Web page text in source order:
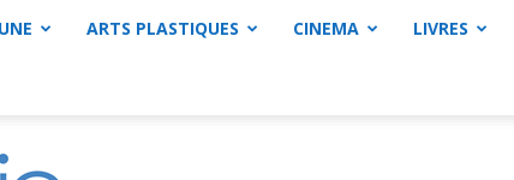
ARTS PLASTIQUES CINEMA LIVRES